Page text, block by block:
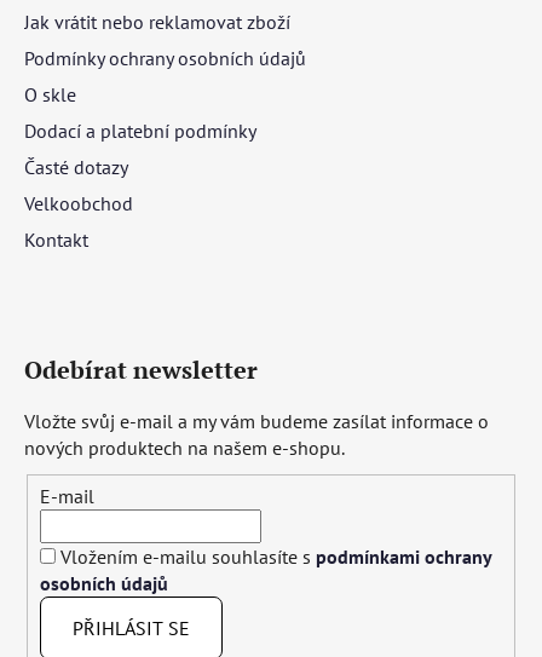
Jak vrátit nebo reklamovat zboží
Podmínky ochrany osobních údajů
O skle
Dodací a platební podmínky
Časté dotazy
Velkoobchod
Kontakt
Odebírat newsletter
Vložte svůj e-mail a my vám budeme zasílat informace o
nových produktech na našem e-shopu.
E-mail
Vložením e-mailu souhlasíte s podmínkami ochrany
osobních údajů
PŘIHLÁSIT SE